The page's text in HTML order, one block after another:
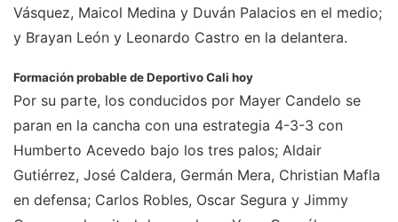
Vásquez, Maicol Medina y Duván Palacios en el medio;
y Brayan León y Leonardo Castro en la delantera.
Formación probable de Deportivo Cali hoy
Por su parte, los conducidos por Mayer Candelo se
paran en la cancha con una estrategia 4-3-3 con
Humberto Acevedo bajo los tres palos; Aldair
Gutiérrez, José Caldera, Germán Mera, Christian Mafla
en defensa; Carlos Robles, Oscar Segura y Jimmy